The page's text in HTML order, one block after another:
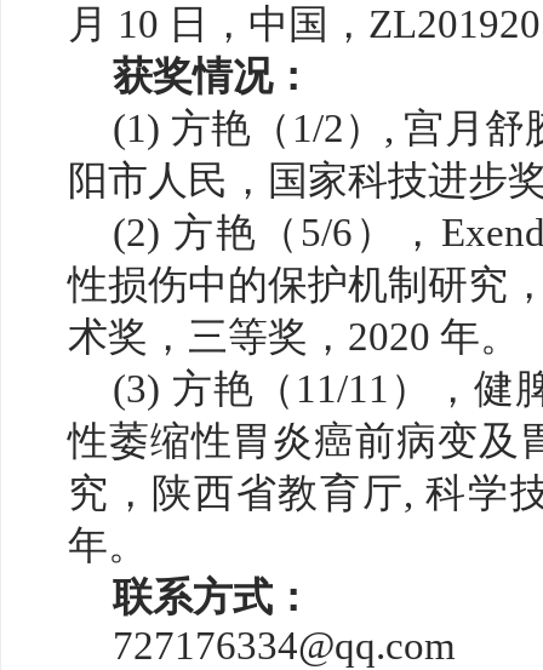
月 10 日，中国，
获奖情况：
(1) 方艳（1/2）, 宫月
阳市人民，国家科技进步
(2) 方艳（5/6），
性损伤中的保护机制研究
术奖，三等奖，2020 年。
(3) 方艳（11/11），健
性萎缩性胃炎癌前病变及
究，陕西省教育厅, 科学
年。
联系方式：
727176334@qq.com